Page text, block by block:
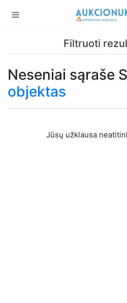
Filtruoti
Neseniai sąraše
objektas
Jūsų užklausa